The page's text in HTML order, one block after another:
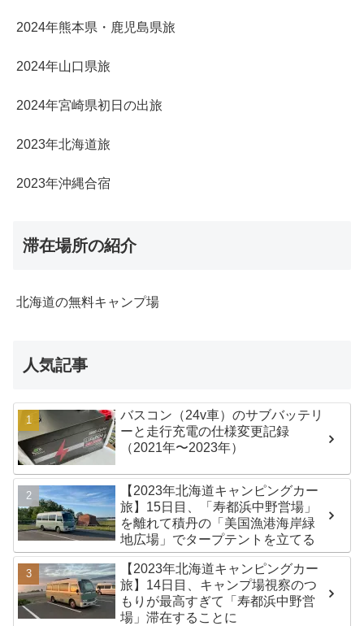
2024年熊本県・鹿児島県旅
2024年山口県旅
2024年宮崎県初日の出旅
2023年北海道旅
2023年沖縄合宿
滞在場所の紹介
北海道の無料キャンプ場
人気記事
バスコン（24v車）のサブバッテリ
ーと走行充電の仕様変更記録
（2021年〜2023年）
【2023年北海道キャンピングカー
旅】15日目、「寿都浜中野営場」
を離れて積丹の「美国漁港海岸緑
地広場」でタープテントを立てる
【2023年北海道キャンピングカー
旅】14日目、キャンプ場視察のつ
もりが最高すぎて「寿都浜中野営
場」滞在することに